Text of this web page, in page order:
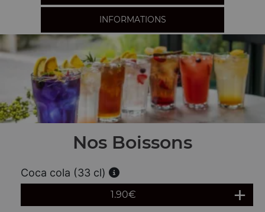
INFORMATIONS
Nos Boissons
Coca cola (33 cl)
1.90€